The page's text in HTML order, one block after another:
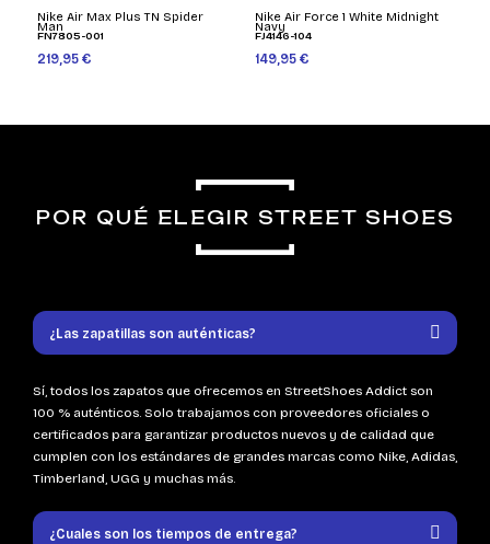
Nike Air Max Plus TN Spider
Man
FN7805-001
219,95 €
Nike Air Force 1 White Midnight
Navy
FJ4146-104
149,95 €
POR QUÉ ELEGIR STREET SHOES
¿Las zapatillas son auténticas?
Sí, todos los zapatos que ofrecemos en StreetShoes Addict son
100 % auténticos. Solo trabajamos con proveedores oficiales o
certificados para garantizar productos nuevos y de calidad que
cumplen con los estándares de grandes marcas como Nike, Adidas,
Timberland, UGG y muchas más.
¿Cuales son los tiempos de entrega?